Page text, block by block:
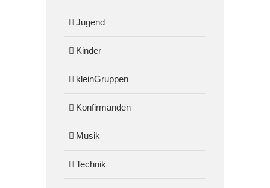
Jugend
Kinder
kleinGruppen
Konfirmanden
Musik
Technik